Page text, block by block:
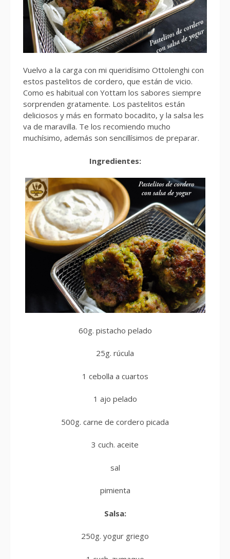
Vuelvo a la carga con mi queridísimo Ottolenghi con
estos pastelitos de cordero, que están de vicio.
Como es habitual con Yottam los sabores siempre
sorprenden gratamente. Los pastelitos están
deliciosos y más en formato bocadito, y la salsa les
va de maravilla. Te los recomiendo mucho
muchísimo, además son sencillísimos de preparar.
Ingredientes:
60g. pistacho pelado
25g. rúcula
1 cebolla a cuartos
1 ajo pelado
500g. carne de cordero picada
3 cuch. aceite
sal
pimienta
Salsa:
250g. yogur griego